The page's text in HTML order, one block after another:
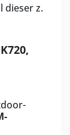
dieser z.